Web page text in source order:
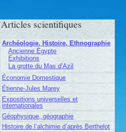
Articles scientifiques
Archéologie, Histoire, Ethnographie
Ancienne Égypte
Exhibitions
La grotte du Mas d’Azil
Économie Domestique
Étienne-Jules Marey
Expositions universelles et
internationales
Géophysique, géographie
Histoire de l’alchimie d’après Berthelot